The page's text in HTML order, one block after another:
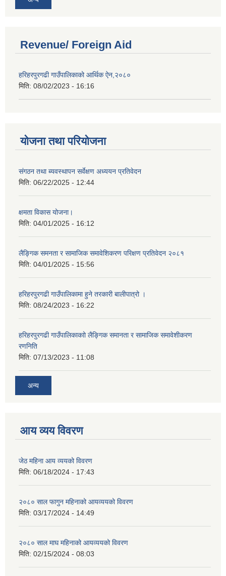
Revenue/ Foreign Aid
हरिहरपुरगढी गाउँपालिकाको आर्थिक ऐन,२०८०
मिति: 08/02/2023 - 16:16
योजना तथा परियोजना
संगठन तथा ब्यवस्थापन सर्वेक्षण अध्ययन प्रतिवेदन
मिति: 06/22/2025 - 12:44
क्षमता विकास योजना।
मिति: 04/01/2025 - 16:12
लैङ्गिक समनता र सामाजिक समावेशिकरण परिक्षण प्रतिवेदन २०८१
मिति: 04/01/2025 - 15:56
हरिहरपुरगढी गाउँपालिकामा हुने तरकारी बालीपात्रो ।
मिति: 08/24/2023 - 16:22
हरिहरपुरगढी गाउँपालिकाकाो लैङ्गिक समानता र सामाजिक समावेशीकरण
रणनिति
मिति: 07/13/2023 - 11:08
अन्य
आय व्यय विवरण
जेठ महिना आय व्ययको विवरण
मिति: 06/18/2024 - 17:43
२०८० साल फागुन महिनाको आयव्ययको विवरण
मिति: 03/17/2024 - 14:49
२०८० साल माघ महिनाको आयव्ययको विवरण
मिति: 02/15/2024 - 08:03